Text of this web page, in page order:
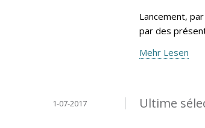
Lancement,
par des
Mehr Lesen
Ultime
1-07-2017